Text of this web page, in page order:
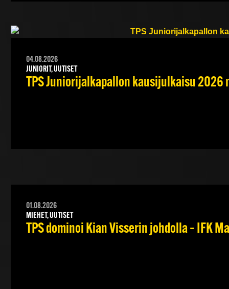
04.08.2026
JUNIORIT, UUTISET
TPS Juniorijalkapallon kausijulkaisu 2026
01.08.2026
MIEHET, UUTISET
TPS dominoi Kian Visserin johdolla – IFK